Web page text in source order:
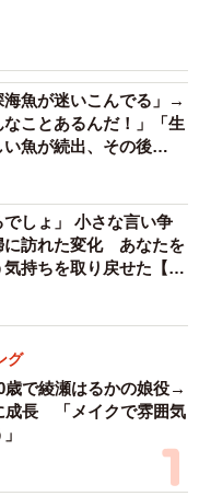
魚が迷いこんでる」→
ことあるんだ！」「生
魚が続出、その後
でしょ」 小さな言い争
に訪れた変化 あなたを
持ちを取り戻せた【漫
グ
歳で綾瀬はるかの娘役→
成長 「メイクで雰囲気